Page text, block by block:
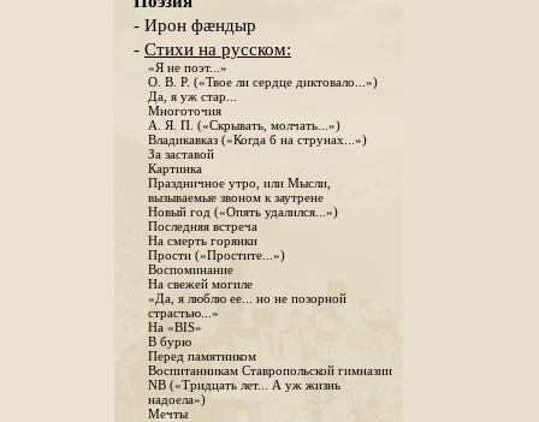
- Ирон фæндыр
- Стихи на русском:
«Я не поэт...»
О. В. Р. («Твое ли сердце диктовало...»)
Да, я уж стар...
Многоточия
А. Я. П. («Скрывать, молчать...»)
Владикавказ («Когда б на струнах...»)
За заставой
Картинка
Праздничное утро, или Мысли,
вызываемые звоном к заутрене
Новый год («Опять удалился...»)
Последняя встреча
На смерть горянки
Прости («Простите...»)
Воспоминание
На свежей могиле
«Да, я люблю ее... но не позорной
страстью...»
На «BIS»
В бурю
Перед памятником
Воспитанникам Ставропольской гимназии
NB («Тридцать лет... А уж жизнь
надоела»)
Мечты